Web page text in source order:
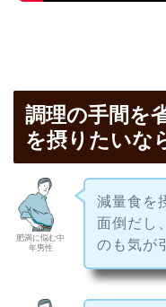
調理の手間を
を摂りたいな
肥満に悩む中
年男性
減量食を
面倒だし
のも気が